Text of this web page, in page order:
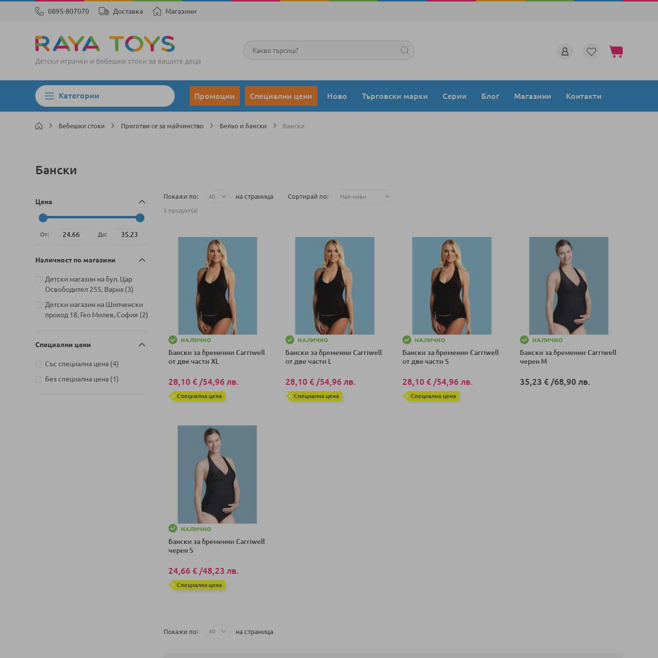
0895-807070 Доставка Магазини
Моята количка
Търсене
Категории Промоции Специални цени Ново Търговски марки Серии Блог Магазини Контакти
Бебешки стоки Приготви се за майчинство Бельо и бански Бански
Бански
Покажи по на страница Сортирай по
5 продукт(а)
НАЛИЧНО
Бански за бременни Carriwell
от две части XL
28,10 € /54,96 лв.
Специална цена
НАЛИЧНО
Бански за бременни Carriwell
от две части L
28,10 € /54,96 лв.
Специална цена
НАЛИЧНО
Бански за бременни Carriwell
от две части S
28,10 € /54,96 лв.
Специална цена
НАЛИЧНО
Бански за бременни Carriwell
черен M
35,23 €/68,90 лв.
НАЛИЧНО
Бански за бременни Carriwell
черен S
24,66 € /48,23 лв.
Специална цена
Покажи по на страница
Цена
От: До:
Наличност по магазини
Детски магазин на бул. Цар
Освободител 255, Варна 3
артикули
Детски магазин на Шипченски
проход 18, Гео Милев, София
2
артикули
Специални цени
Със специална цена 4
артикули
Без специална цена 1
артикул